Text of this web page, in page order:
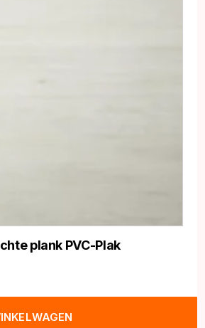
plank PVC-Plak